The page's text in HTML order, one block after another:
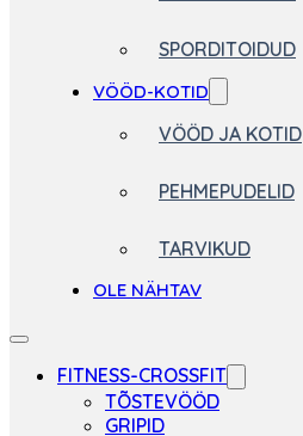
SPORDITOIDUD
VÖÖD-KOTID
VÖÖD JA KOTID
PEHMEPUDELID
TARVIKUD
OLE NÄHTAV
FITNESS-CROSSFIT
TÕSTEVÖÖD
GRIPID